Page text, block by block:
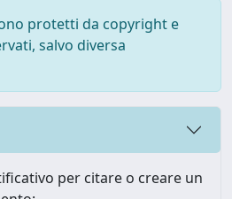
protetti da copyright e
salvo diversa
per citare o creare un